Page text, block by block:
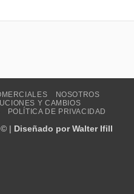
NOSOTROS
Y CAMBIOS
POLÍTICA DE PRIVACIDAD
| Diseñado por Walter Ifill